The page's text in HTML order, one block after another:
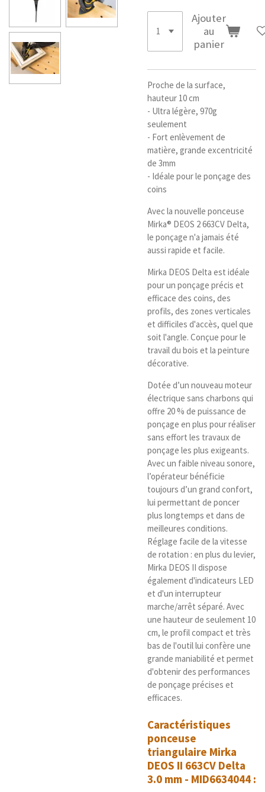
Ajouter
au
panier
Proche de la surface,
hauteur 10 cm
- Ultra légère, 970g
seulement
- Fort enlèvement de
matière, grande excentricité
de 3mm
- Idéale pour le ponçage des
coins
Avec la nouvelle ponceuse
Mirka® DEOS 2 663CV Delta,
le ponçage n'a jamais été
aussi rapide et facile.
Mirka DEOS Delta est idéale
pour un ponçage précis et
efficace des coins, des
profils, des zones verticales
et difficiles d'accès, quel que
soit l'angle. Conçue pour le
travail du bois et la peinture
décorative.
Dotée d’un nouveau moteur
électrique sans charbons qui
offre 20 % de puissance de
ponçage en plus pour réaliser
sans effort les travaux de
ponçage les plus exigeants.
Avec un faible niveau sonore,
l’opérateur bénéficie
toujours d’un grand confort,
lui permettant de poncer
plus longtemps et dans de
meilleures conditions.
Réglage facile de la vitesse
de rotation : en plus du levier,
Mirka DEOS II dispose
également d'indicateurs LED
et d'un interrupteur
marche/arrêt séparé. Avec
une hauteur de seulement 10
cm, le profil compact et très
bas de l'outil lui confère une
grande maniabilité et permet
d'obtenir des performances
de ponçage précises et
efficaces.
Caractéristiques
ponceuse
triangulaire Mirka
DEOS II 663CV Delta
3.0 mm - MID6634044 :